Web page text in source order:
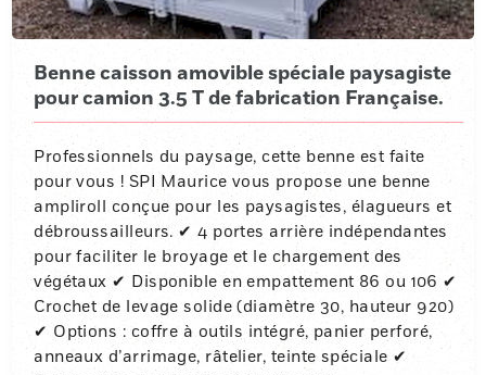
Benne caisson amovible spéciale paysagiste
pour camion 3.5 T de fabrication Française.
Professionnels du paysage, cette benne est faite
pour vous ! SPI Maurice vous propose une benne
ampliroll conçue pour les paysagistes, élagueurs et
débroussailleurs. ✔ 4 portes arrière indépendantes
pour faciliter le broyage et le chargement des
végétaux ✔ Disponible en empattement 86 ou 106 ✔
Crochet de levage solide (diamètre 30, hauteur 920)
✔ Options : coffre à outils intégré, panier perforé,
anneaux d’arrimage, râtelier, teinte spéciale ✔